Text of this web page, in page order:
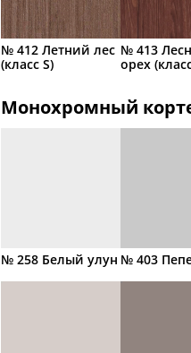
№ 412 Летний лес
(класс S)
№ 413
орех
Монохромный
№ 258 Белый улун № 403